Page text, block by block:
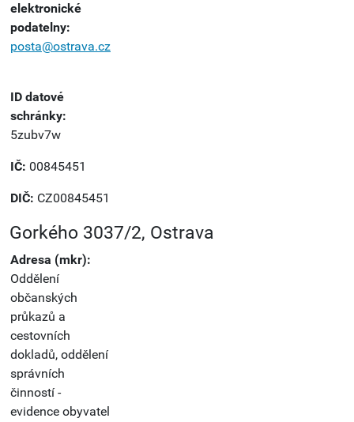
elektronické
podatelny:
posta@ostrava.cz
ID datové
schránky:
5zubv7w
IČ: 00845451
DIČ: CZ00845451
Gorkého 3037/2, Ostrava
Adresa (mkr):
Oddělení
občanských
průkazů a
cestovních
dokladů, oddělení
správních
činností -
evidence obyvatel